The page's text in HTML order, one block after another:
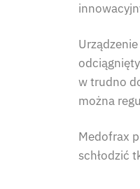
w trudno
można
Medofrax
schłodzić